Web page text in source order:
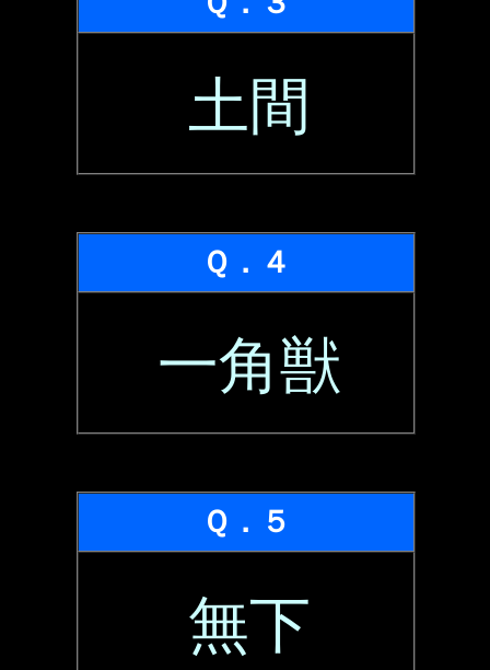
土間
Ｑ．４
一角獣
Ｑ．５
無下